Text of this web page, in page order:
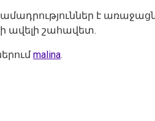
համադրություններ է
ավելի շահավետ.
malina.